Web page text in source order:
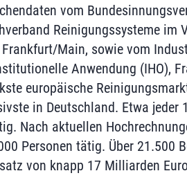
vom
Reinigungssysteme im
Main, sowie vom
Anwendung (IHO),
europäische
in Deutschland. Etwa
Nach aktuellen
Personen tätig. Über 21.500
von knapp 17 Milliarden